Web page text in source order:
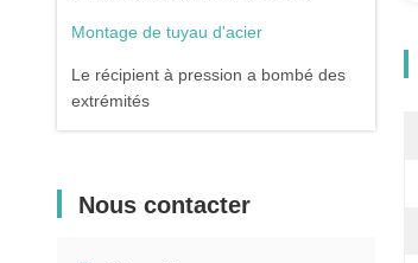
Montage de tuyau d'acier
Le récipient à pression a bombé des
extrémités
Nous contacter